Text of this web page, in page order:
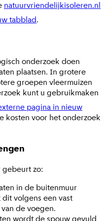
natuurvriendelijkisoleren.nl
tabblad.
onderzoek doen
plaatsen. In grotere
groepen vleermuizen
kunt u gebruikmaken
pagina in nieuw
kosten voor het onderzoek
gebeurt zo:
in de buitenmuur
volgens een vast
de voegen.
wordt de spouw gevuld